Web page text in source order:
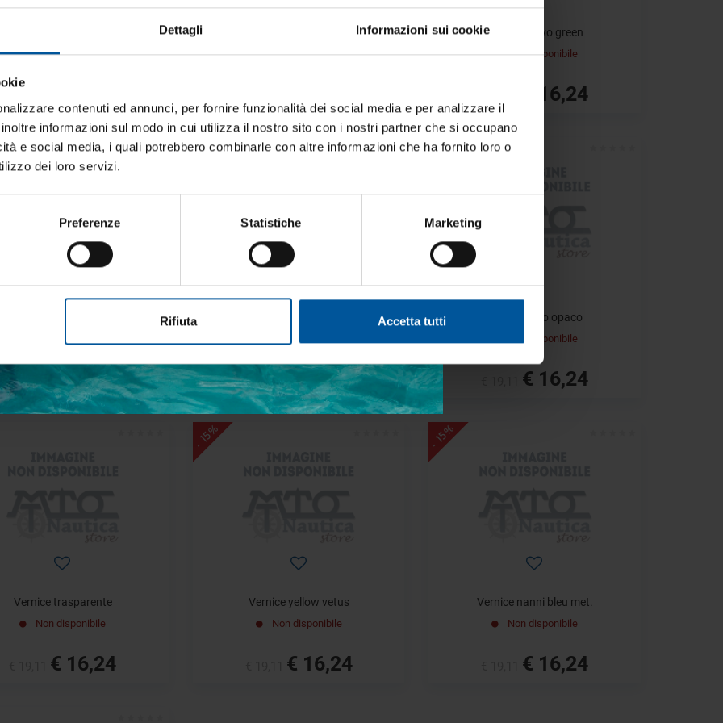
aggiornato sulle migliori occasioni per la
alla newsletter e ricevi le offerte più vantaggiose e selezionate per chi
ogni giorno. Con MTO trovi tutto ciò che serve davvero a bordo.
trattamento dati personali
ISCRIVITI
Dettagli Informazioni sui cookie
contenuti ed annunci, per fornire funzionalità dei social media e per analizzare il
informazioni sul modo in cui utilizza il nostro sito con i nostri partner che si occupano
e social media, i quali potrebbero combinarle con altre informazioni che ha fornito loro o
dei loro servizi.
Preferenze Statistiche Marketing
Rifiuta Accetta tutti
Non disponibile Non disponibile
Vernice volvo green
Non disponibile
€ 16,24
€ 19,11 € 16,24
- 15%
€ 19,11 € 16,24
- 15%
Vernice nero opaco
Non disponibile
€ 16,24
Vernice trasparente
Non disponibile
€ 16,24
- 15%
Vernice yellow vetus
Non disponibile
€ 16,24
- 15%
Vernice nanni bleu met.
Non disponibile
€ 16,24